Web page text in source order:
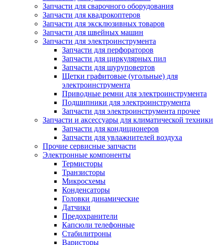
Запчасти для сварочного оборудования
Запчасти для квадрокоптеров
Запчасти для эксклюзивных товаров
Запчасти для швейных машин
Запчасти для электроинструмента
Запчасти для перфораторов
Запчасти для циркулярных пил
Запчасти для шуруповертов
Щетки графитовые (угольные) для
электроинструмента
Приводные ремни для электроинструмента
Подшипники для электроинструмента
Запчасти для электроинструмента прочее
Запчасти и аксессуары для климатической техники
Запчасти для кондиционеров
Запчасти для увлажнителей воздуха
Прочие сервисные запчасти
Электронные компоненты
Термисторы
Транзисторы
Микросхемы
Конденсаторы
Головки динамические
Датчики
Предохранители
Капсюли телефонные
Стабилитроны
Варисторы